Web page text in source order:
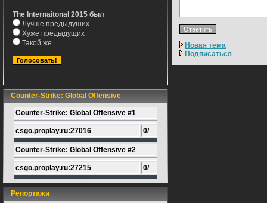
The Internaitonal 2015 был
Лучше предыдуших
Хуже предыдущих
Такой же
Counter-Strike: Global Offensive
Counter-Strike: Global Offensive #1
csgo.proplay.ru:27016 0/
Counter-Strike: Global Offensive #2
csgo.proplay.ru:27215 0/
Репортажи
Новая тема
Подписаться